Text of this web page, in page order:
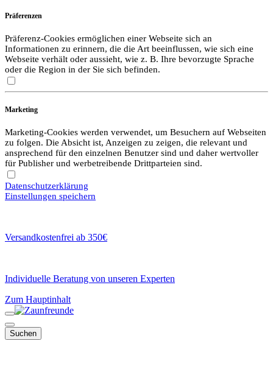
Präferenzen
Präferenz-Cookies ermöglichen einer Webseite sich an
Informationen zu erinnern, die die Art beeinflussen, wie sich eine
Webseite verhält oder aussieht, wie z. B. Ihre bevorzugte Sprache
oder die Region in der Sie sich befinden.
Marketing
Marketing-Cookies werden verwendet, um Besuchern auf Webseiten
zu folgen. Die Absicht ist, Anzeigen zu zeigen, die relevant und
ansprechend für den einzelnen Benutzer sind und daher wertvoller
für Publisher und werbetreibende Drittparteien sind.
Datenschutzerklärung
Einstellungen speichern
Versandkostenfrei ab 350€
Individuelle Beratung von unseren Experten
Zum Hauptinhalt
Suchen